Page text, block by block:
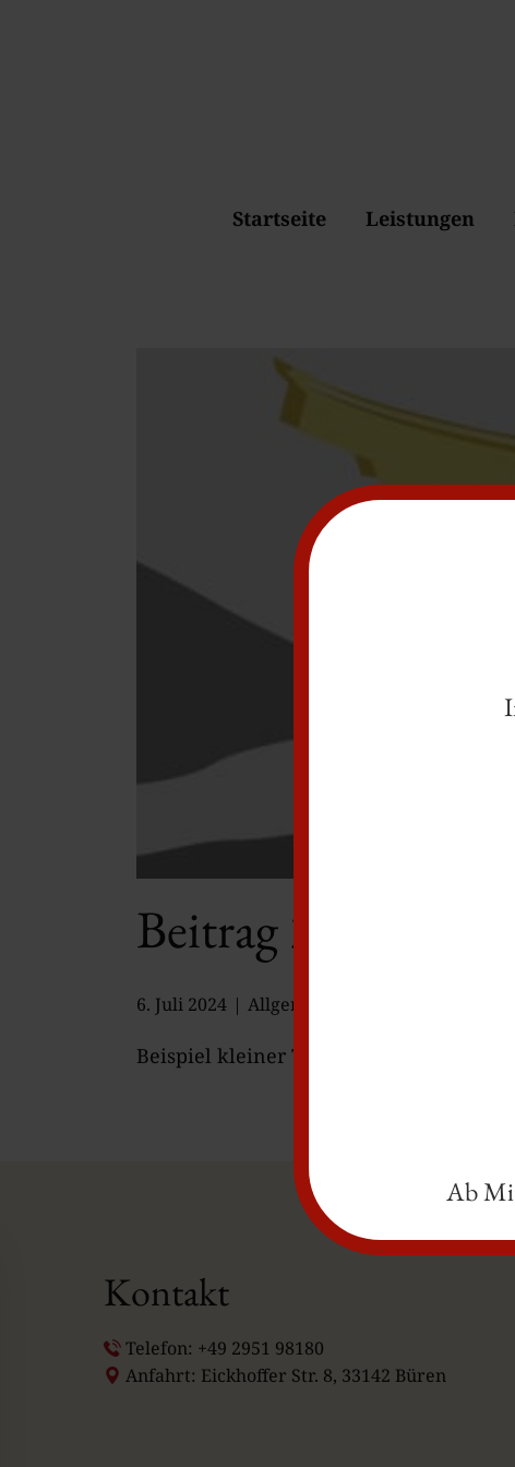
Startseite Leistungen
Beitrag 3 Titel
6. Juli 2024 Allgemein
Beispiel kleiner Text. Lorem ipsum dolor
Kontakt
Telefon: +49 2951 98180
Anfahrt: Eickhoffer Str. 8, 33142 Büren
Ab